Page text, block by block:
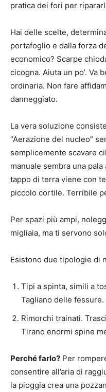
pratica dei fori per
Hai delle scelte,
portafoglio e dalla forza
economico? Scarpe
cicogna. Aiuta un po’. Va
ordinaria. Non fare
danneggiato.
La vera soluzione
“Aerazione del nucleo”
semplicemente scavare
manuale sembra una
tappo di terra viene con
piccolo cortile. Terribile
Per spazi più ampi,
migliaia, ma ti servono
Esistono due tipologie di
Tipi a spinta, simili a
Tagliano delle fessure.
Rimorchi trainati.
Tirano enormi spine
Perché farlo? Per
consentire all’aria di
la pioggia crea una